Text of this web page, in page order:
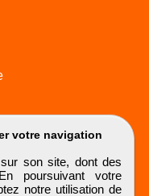
votre navigation
son site, dont des
poursuivant votre
notre utilisation de